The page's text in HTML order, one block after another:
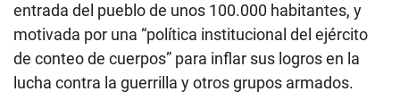
entrada del pueblo de unos 100.000 habitantes, y
motivada por una “política institucional del ejército
de conteo de cuerpos” para inflar sus logros en la
lucha contra la guerrilla y otros grupos armados.